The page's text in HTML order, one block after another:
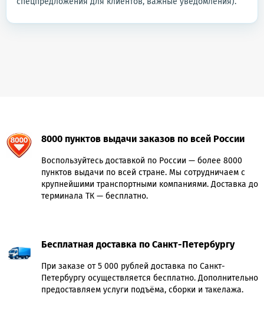
8000 пунктов выдачи заказов по всей России
Воспользуйтесь доставкой по России — более 8000
пунктов выдачи по всей стране. Мы сотрудничаем с
крупнейшими транспортными компаниями. Доставка до
терминала ТК — бесплатно.
Бесплатная доставка по Санкт-Петербургу
При заказе от 5 000 рублей доставка по Санкт-
Петербургу осуществляется бесплатно. Дополнительно
предоставляем услуги подъёма, сборки и такелажа.